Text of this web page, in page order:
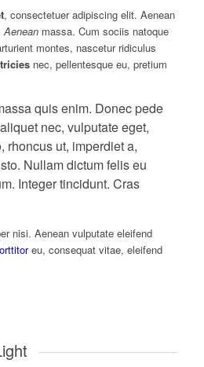
, consectetuer adipiscing elit. Aenean
Aeneanmassa. Cum sociis natoque
montes, nascetur ridiculus
nec, pellentesque eu, pretium
quis enim. Donec pede
nec, vulputate eget,
rhoncus ut, imperdiet a,
Nullam dictum felis eu
Integer tincidunt. Cras
nisi. Aenean vulputate eleifend
eu, consequat vitae, eleifend